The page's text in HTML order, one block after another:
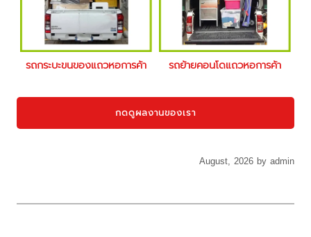
รถกระบะขนของแถวหอการค้า รถย้ายคอนโดแถวหอการค้า
กดดูผลงานของเรา
August, 2026 by admin